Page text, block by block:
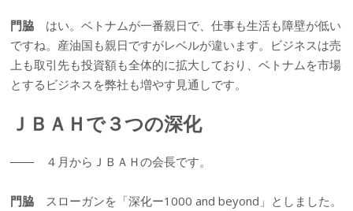
門脇 はい。ベトナムが一番親日で、仕事も生活も障壁が低い
ですね。産油国も親日ですがレベルが違います。ビジネスは売
上も取引先も投資額も全体的に拡大しており、ベトナムを市場
とするビジネスを弊社も増やす見通しです。
ＪＢＡＨで３つの深化
―― ４月からＪＢＡＨの会長です。
門脇 スローガンを「深化ー1000 and beyond」としました。